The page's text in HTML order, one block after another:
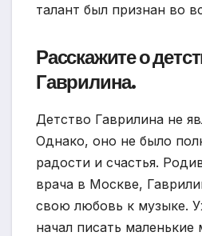
талант был признан во
Расскажите о
Гаврилина.
Детство Гаврилина не
Однако, оно не было
радости и счастья.
врача в Москве,
свою любовь к музыке.
начал писать маленькие